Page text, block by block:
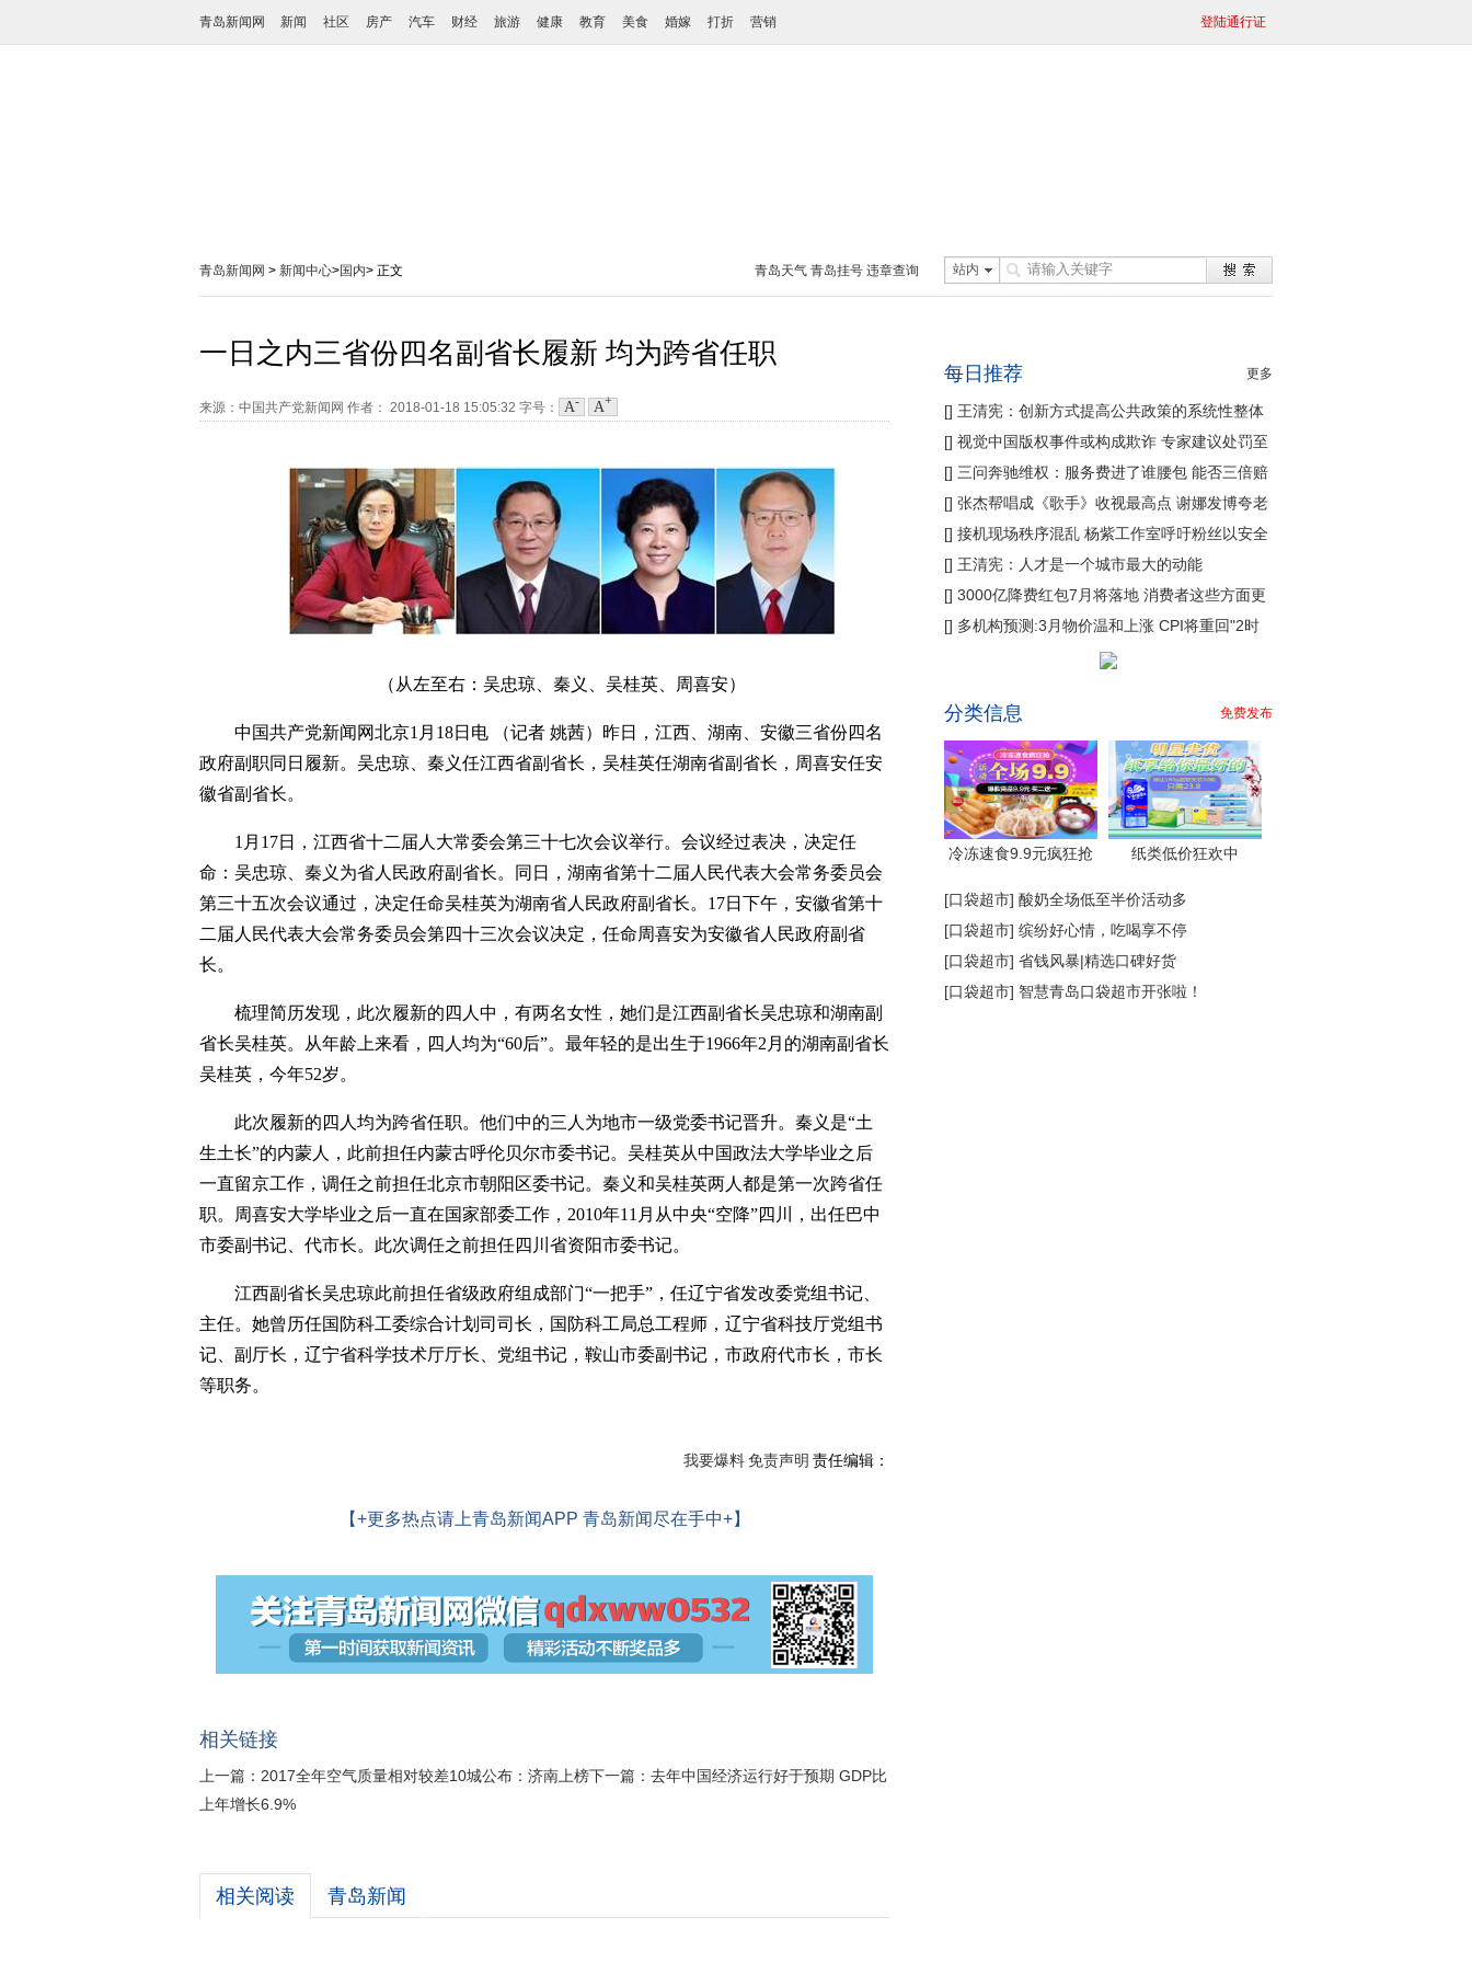
登陆通行证
青岛新闻网 新闻 社区 房产 汽车 财经 旅游 健康 教育 美食 婚嫁 打折 营销
站内
青岛天气 青岛挂号 违章查询
青岛新闻网 > 新闻中心>国内> 正文
一日之内三省份四名副省长履新 均为跨省任职
来源：中国共产党新闻网 作者： 2018-01-18 15:05:32 字号： A- A+
（从左至右：吴忠琼、秦义、吴桂英、周喜安）
中国共产党新闻网北京1月18日电 （记者 姚茜）昨日，江西、湖南、安徽三省份四名
政府副职同日履新。吴忠琼、秦义任江西省副省长，吴桂英任湖南省副省长，周喜安任安
徽省副省长。
1月17日，江西省十二届人大常委会第三十七次会议举行。会议经过表决，决定任
命：吴忠琼、秦义为省人民政府副省长。同日，湖南省第十二届人民代表大会常务委员会
第三十五次会议通过，决定任命吴桂英为湖南省人民政府副省长。17日下午，安徽省第十
二届人民代表大会常务委员会第四十三次会议决定，任命周喜安为安徽省人民政府副省
长。
梳理简历发现，此次履新的四人中，有两名女性，她们是江西副省长吴忠琼和湖南副
省长吴桂英。从年龄上来看，四人均为“60后”。最年轻的是出生于1966年2月的湖南副省长
吴桂英，今年52岁。
此次履新的四人均为跨省任职。他们中的三人为地市一级党委书记晋升。秦义是“土
生土长”的内蒙人，此前担任内蒙古呼伦贝尔市委书记。吴桂英从中国政法大学毕业之后
一直留京工作，调任之前担任北京市朝阳区委书记。秦义和吴桂英两人都是第一次跨省任
职。周喜安大学毕业之后一直在国家部委工作，2010年11月从中央“空降”四川，出任巴中
市委副书记、代市长。此次调任之前担任四川省资阳市委书记。
江西副省长吴忠琼此前担任省级政府组成部门“一把手”，任辽宁省发改委党组书记、
主任。她曾历任国防科工委综合计划司司长，国防科工局总工程师，辽宁省科技厅党组书
记、副厅长，辽宁省科学技术厅厅长、党组书记，鞍山市委副书记，市政府代市长，市长
等职务。
我要爆料免责声明 责任编辑：
【+更多热点请上青岛新闻APP 青岛新闻尽在手中+】
相关链接
上一篇： 2017全年空气质量相对较差10城公布：济南上榜下一篇： 去年中国经济运行好于预期 GDP比
上年增长6.9%
相关阅读 青岛新闻
每日推荐 更多
[] 王清宪：创新方式提高公共政策的系统性整体
性协同性
[] 视觉中国版权事件或构成欺诈 专家建议处罚至
痛
[] 三问奔驰维权：服务费进了谁腰包 能否三倍赔
偿
[] 张杰帮唱成《歌手》收视最高点 谢娜发博夸老
公
[] 接机现场秩序混乱 杨紫工作室呼吁粉丝以安全
为主
[] 王清宪：人才是一个城市最大的动能
[] 3000亿降费红包7月将落地 消费者这些方面更
省钱
[] 多机构预测:3月物价温和上涨 CPI将重回"2时
分类信息 免费发布
冷冻速食9.9元疯狂抢 纸类低价狂欢中
[口袋超市] 酸奶全场低至半价活动多
[口袋超市] 缤纷好心情，吃喝享不停
[口袋超市] 省钱风暴|精选口碑好货
[口袋超市] 智慧青岛口袋超市开张啦！